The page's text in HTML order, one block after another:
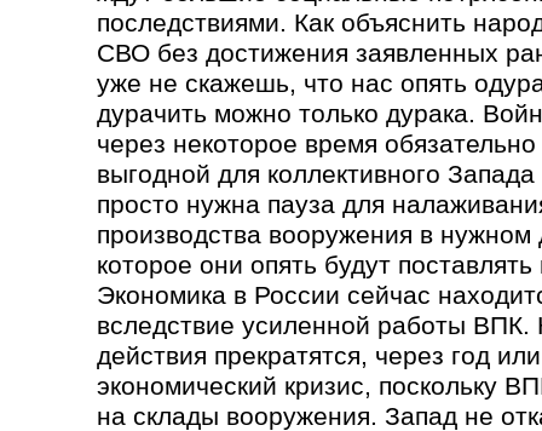
последствиями. Как объяснить
СВО без достижения заявленных
уже не скажешь, что нас опять
дурачить можно только дурака.
через некоторое время
выгодной для коллективного
просто нужна пауза для
производства вооружения в нужном
которое они опять будут
Экономика в России сейчас
вследствие усиленной работы ВПК.
действия прекратятся, через год
экономический кризис, поскольку
на склады вооружения. Запад не